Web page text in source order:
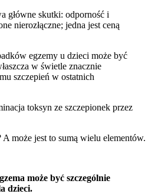
główne skutki: odporność i
nierozłączne; jedna jest ceną
egzemy u dzieci może być
w świetle znacznie
szczepień w ostatnich
toksyn ze szczepionek przez
może jest to sumą wielu elementów.
może być szczególnie
dzieci.